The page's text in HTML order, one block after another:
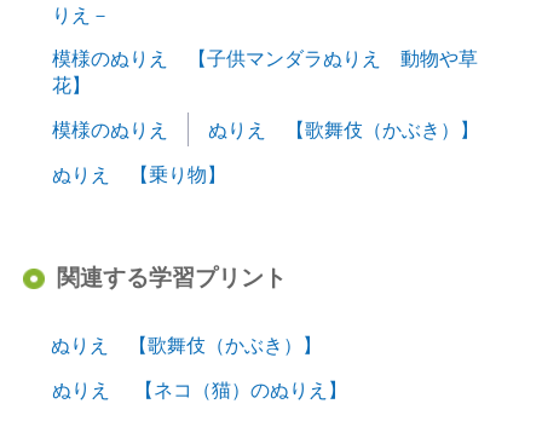
りえ－
模様のぬりえ 【子供マンダラぬりえ 動物や草
花】
模様のぬりえ ぬりえ 【歌舞伎（かぶき）】
ぬりえ 【乗り物】
関連する学習プリント
ぬりえ 【歌舞伎（かぶき）】
ぬりえ 【ネコ（猫）のぬりえ】